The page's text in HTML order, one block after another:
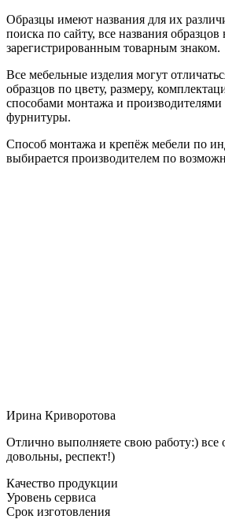
Образцы имеют названия для их
поиска по сайту, все названия образцов
зарегистрированным товарным знаком.
Все мебельные изделия могут
образцов по цвету, размеру,
способами монтажа и
фурнитуры.
Способ монтажа и крепёж мебели по
выбирается производителем по
Ирина Криворотова
Отлично выполняете свою работу:) все
довольны, респект!)
Качество продукции
Уровень сервиса
Срок изготовления